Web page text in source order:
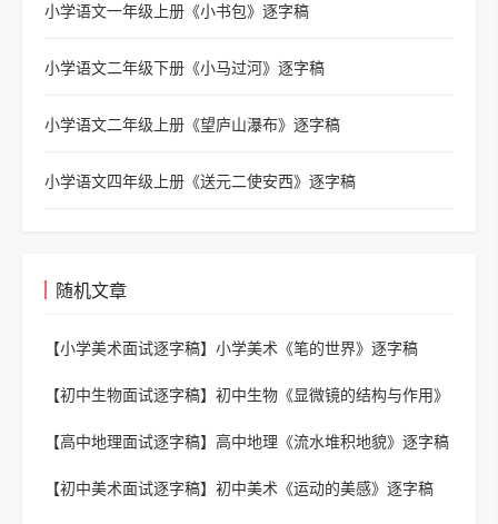
小学语文一年级上册《小书包》逐字稿
小学语文二年级下册《小马过河》逐字稿
小学语文二年级上册《望庐山瀑布》逐字稿
小学语文四年级上册《送元二使安西》逐字稿
随机文章
【小学美术面试逐字稿】 小学美术《笔的世界》逐字稿
【初中生物面试逐字稿】 初中生物《显微镜的结构与作用》
【高中地理面试逐字稿】 高中地理《流水堆积地貌》逐字稿
【初中美术面试逐字稿】 初中美术《运动的美感》逐字稿